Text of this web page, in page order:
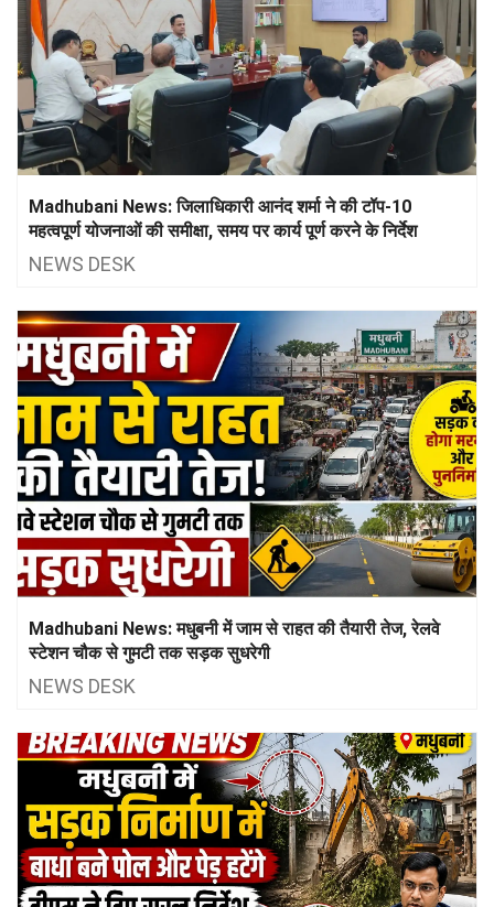
Madhubani News: जिलाधिकारी आनंद शर्मा ने की टॉप-10
महत्वपूर्ण योजनाओं की समीक्षा, समय पर कार्य पूर्ण करने के निर्देश
NEWS DESK
Madhubani News: मधुबनी में जाम से राहत की तैयारी तेज, रेलवे
स्टेशन चौक से गुमटी तक सड़क सुधरेगी
NEWS DESK